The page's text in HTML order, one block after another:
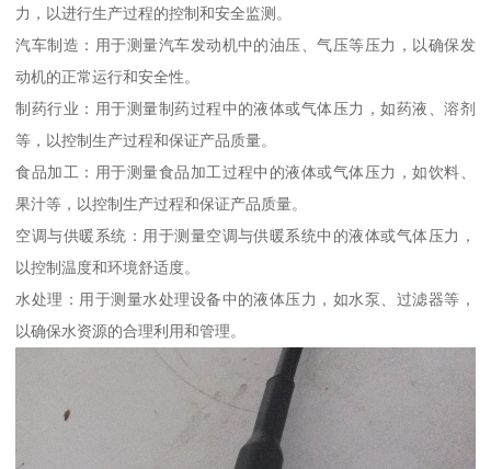
力，以进行生产过程的控制和安全监测。
汽车制造：用于测量汽车发动机中的油压、气压等压力，以确保发
动机的正常运行和安全性。
制药行业：用于测量制药过程中的液体或气体压力，如药液、溶剂
等，以控制生产过程和保证产品质量。
食品加工：用于测量食品加工过程中的液体或气体压力，如饮料、
果汁等，以控制生产过程和保证产品质量。
空调与供暖系统：用于测量空调与供暖系统中的液体或气体压力，
以控制温度和环境舒适度。
水处理：用于测量水处理设备中的液体压力，如水泵、过滤器等，
以确保水资源的合理利用和管理。